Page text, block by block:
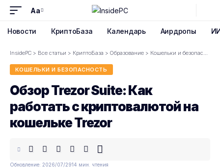
Font
Resizer
Aa
Новости КриптоБаза Календарь Аирдропы
InsidePC > Все статьи > КриптоБаза > Образование > Кошельки и безопасность
КОШЕЛЬКИ И БЕЗОПАСНОСТЬ
Обзор Trezor Suite: Как
работать с криптовалютой на
кошельке Trezor
Обновление: 2026/07/2914 мин. чтения